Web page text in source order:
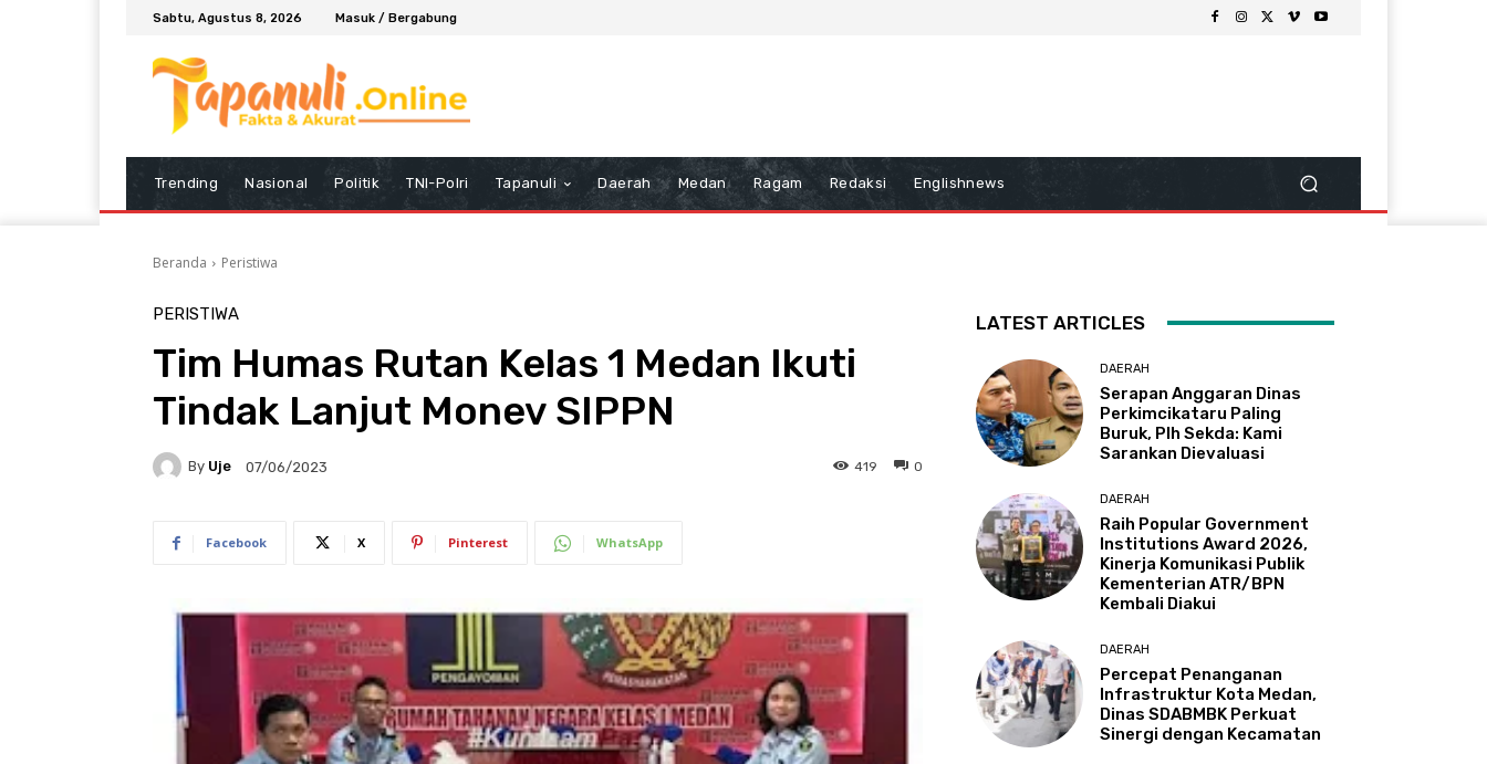
Sabtu, Agustus 8, 2026 Masuk / Bergabung
Trending Nasional Politik TNI-Polri Tapanuli Daerah Medan Ragam Redaksi Englishnews
Beranda Peristiwa
PERISTIWA
Tim Humas Rutan Kelas 1 Medan Ikuti
Tindak Lanjut Monev SIPPN
By Uje 07/06/2023 0
419
Facebook X Pinterest WhatsApp
LATEST ARTICLES
DAERAH
Serapan Anggaran Dinas
Perkimcikataru Paling
Buruk, Plh Sekda: Kami
Sarankan Dievaluasi
DAERAH
Raih Popular Government
Institutions Award 2026,
Kinerja Komunikasi Publik
Kementerian ATR/BPN
Kembali Diakui
DAERAH
Percepat Penanganan
Infrastruktur Kota Medan,
Dinas SDABMBK Perkuat
Sinergi dengan Kecamatan